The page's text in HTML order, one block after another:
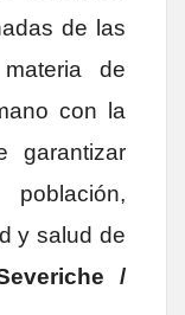
de las
de
con la
garantizar
y salud de
/